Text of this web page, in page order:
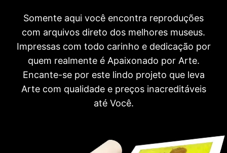
Somente aqui você encontra reproduções
com arquivos direto dos melhores museus.
Impressas com todo carinho e dedicação por
quem realmente é Apaixonado por Arte.
Encante-se por este lindo projeto que leva
Arte com qualidade e preços inacreditáveis
até Você.